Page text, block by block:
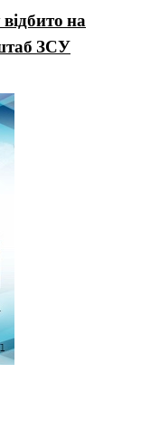
на
ЗСУ